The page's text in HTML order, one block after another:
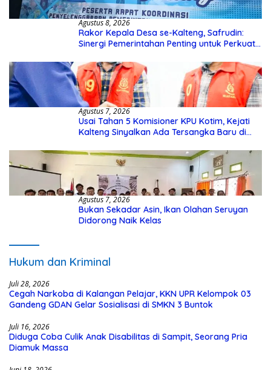
Agustus 8, 2026
Rakor Kepala Desa se-Kalteng, Safrudin:
Sinergi Pemerintahan Penting untuk Perkuat
Agustus 7, 2026
Usai Tahan 5 Komisioner KPU Kotim, Kejati
Kalteng Sinyalkan Ada Tersangka Baru di
Agustus 7, 2026
Bukan Sekadar Asin, Ikan Olahan Seruyan
Didorong Naik Kelas
Hukum dan Kriminal
Juli 28, 2026
Cegah Narkoba di Kalangan Pelajar, KKN UPR Kelompok 03
Gandeng GDAN Gelar Sosialisasi di SMKN 3 Buntok
Juli 16, 2026
Diduga Coba Culik Anak Disabilitas di Sampit, Seorang Pria
Diamuk Massa